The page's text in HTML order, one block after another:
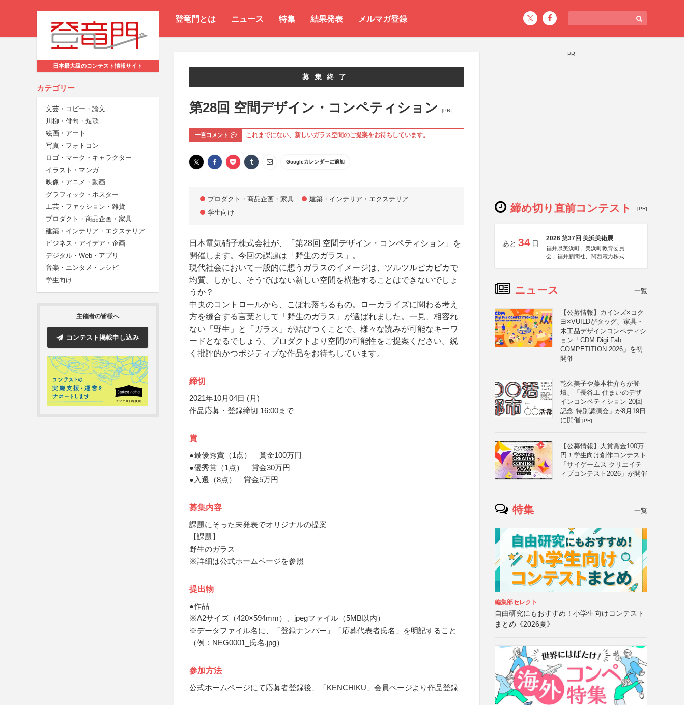
登竜門とは ニュース 特集 結果発表 メルマガ登録
日本最大級のコンテスト情報サイト
カテゴリー
文芸・コピー・論文
川柳・俳句・短歌
絵画・アート
写真・フォトコン
ロゴ・マーク・キャラクター
イラスト・マンガ
映像・アニメ・動画
グラフィック・ポスター
工芸・ファッション・雑貨
プロダクト・商品企画・家具
建築・インテリア・エクステリア
ビジネス・アイデア・企画
デジタル・Web・アプリ
音楽・エンタメ・レシピ
学生向け
主催者の皆様へ
コンテスト掲載申し込み
募集終了
第28回 空間デザイン・コンペティション [PR]
一言コメント これまでにない、新しいガラス空間のご提案をお待ちしています。
Googleカレンダーに追加
プロダクト・商品企画・家具
建築・インテリア・エクステリア
学生向け
⽇本電気硝⼦株式会社が、「第28回 空間デザイン・コンペティション」を
開催します。今回の課題は「野生のガラス」。
現代社会において一般的に想うガラスのイメージは、ツルツルピカピカで
均質。しかし、そうではない新しい空間を構想することはできないでしょ
うか？
中央のコントロールから、こぼれ落ちるもの。ローカライズに関わる考え
方を縫合する言葉として「野生のガラス」が選ばれました。一見、相容れ
ない「野生」と「ガラス」が結びつくことで、様々な読みが可能なキーワ
ードとなるでしょう。プロダクトより空間の可能性をご提案ください。鋭
く批評的かつポジティブな作品をお待ちしています。
締切
2021年10月04日 (月)
作品応募・登録締切 16:00まで
賞
●最優秀賞（1点） 賞金100万円
●優秀賞（1点） 賞金30万円
●入選（8点） 賞金5万円
募集内容
課題にそった未発表でオリジナルの提案
【課題】
野生のガラス
※詳細は公式ホームページを参照
提出物
●作品
※A2サイズ（420×594mm）、jpegファイル（5MB以内）
※データファイル名に、「登録ナンバー」「応募代表者氏名」を明記すること
（例：NEG0001_氏名.jpg）
参加方法
公式ホームページにて応募者登録後、「KENCHIKU」会員ページより作品登録
PR
締め切り直前コンテスト [PR]
あと 34 日
2026 第37回 美浜美術展
福井県美浜町、美浜町教育委員
会、福井新聞社、関西電力株式会
ニュース 一覧
【公募情報】カインズ×コク
ヨ×VUILDがタッグ、家具・
木工品デザインコンペティシ
ョン「CDM Digi Fab
COMPETITION 2026」を初
開催
乾久美子や藤本壮介らが登
壇、「長谷工 住まいのデザ
インコンペティション 20回
記念 特別講演会」が8月19日
に開催 [PR]
【公募情報】大賞賞金100万
円！学生向け創作コンテスト
「サイゲームス クリエイテ
ィブコンテスト2026」が開催
特集 一覧
編集部セレクト
自由研究にもおすすめ！小学生向けコンテスト
まとめ《2026夏》